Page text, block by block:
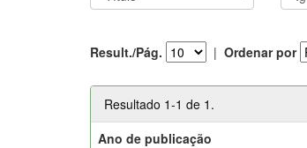
Result./Pág. | Ordenar por
Resultado 1-1 de 1.
Ano de publicação